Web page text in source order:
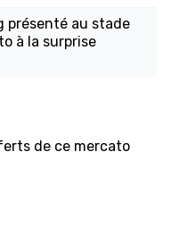
présenté au stade
à la surprise
de ce mercato